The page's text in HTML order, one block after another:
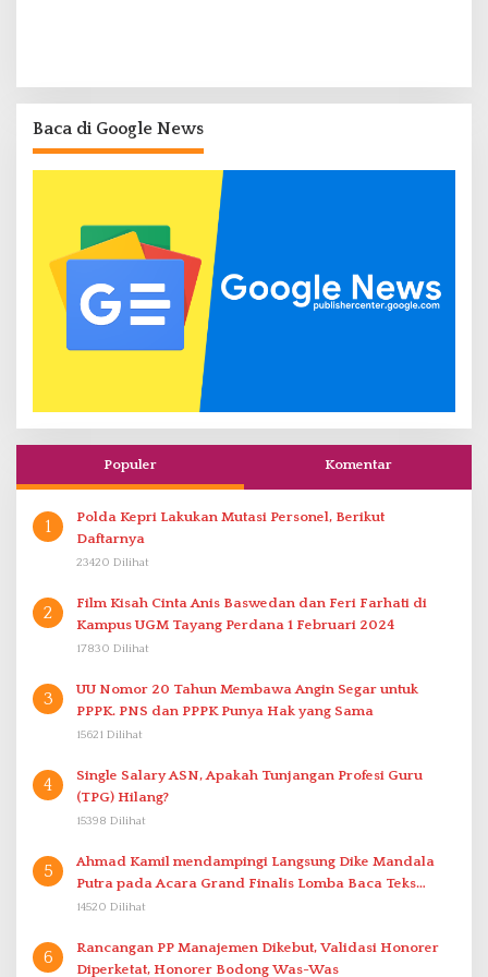
Baca di Google News
Populer Komentar
1
Polda Kepri Lakukan Mutasi Personel, Berikut
Daftarnya
23420 Dilihat
2
Film Kisah Cinta Anis Baswedan dan Feri Farhati di
Kampus UGM Tayang Perdana 1 Februari 2024
17830 Dilihat
3
UU Nomor 20 Tahun Membawa Angin Segar untuk
PPPK. PNS dan PPPK Punya Hak yang Sama
15621 Dilihat
4
Single Salary ASN, Apakah Tunjangan Profesi Guru
(TPG) Hilang?
15398 Dilihat
5
Ahmad Kamil mendampingi Langsung Dike Mandala
Putra pada Acara Grand Finalis Lomba Baca Teks
Proklamasi Mirip Bung Karno di Bali
14520 Dilihat
6
Rancangan PP Manajemen Dikebut, Validasi Honorer
Diperketat, Honorer Bodong Was-Was